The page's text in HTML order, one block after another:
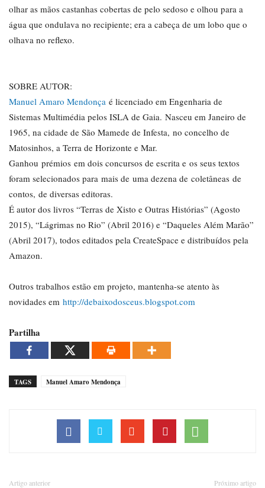
olhar as mãos castanhas cobertas de pelo sedoso e olhou para a
água que ondulava no recipiente; era a cabeça de um lobo que o
olhava no reflexo.
SOBRE AUTOR:
Manuel Amaro Mendonça é licenciado em Engenharia de
Sistemas Multimédia pelos ISLA de Gaia. Nasceu em Janeiro de
1965, na cidade de São Mamede de Infesta, no concelho de
Matosinhos, a Terra de Horizonte e Mar.
Ganhou prémios em dois concursos de escrita e os seus textos
foram selecionados para mais de uma dezena de coletâneas de
contos, de diversas editoras.
É autor dos livros “Terras de Xisto e Outras Histórias” (Agosto
2015), “Lágrimas no Rio” (Abril 2016) e “Daqueles Além Marão”
(Abril 2017), todos editados pela CreateSpace e distribuídos pela
Amazon.
Outros trabalhos estão em projeto, mantenha-se atento às
novidades em http://debaixodosceus.blogspot.com
Partilha
TAGS Manuel Amaro Mendonça
Artigo anterior Próximo artigo